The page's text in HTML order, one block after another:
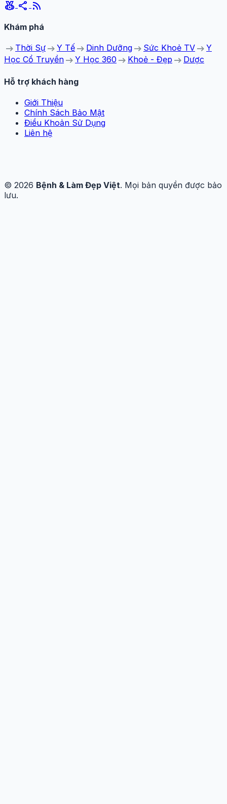
social_leaderboard share rss_feed
Khám phá
arrow_right_alt Thời Sự arrow_right_alt Y Tế arrow_right_alt Dinh Dưỡng arrow_right_alt Sức Khoẻ TV arrow_right_alt Y
Học Cổ Truyền arrow_right_alt Y Học 360 arrow_right_alt Khoẻ - Đẹp arrow_right_alt Dược
Hỗ trợ khách hàng
Giới Thiệu
Chính Sách Bảo Mật
Điều Khoản Sử Dụng
Liên hệ
© 2026 Bệnh & Làm Đẹp Việt. Mọi bản quyền được bảo
lưu.